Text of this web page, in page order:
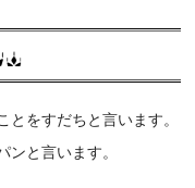
をすだちと言います。
ンと言います。